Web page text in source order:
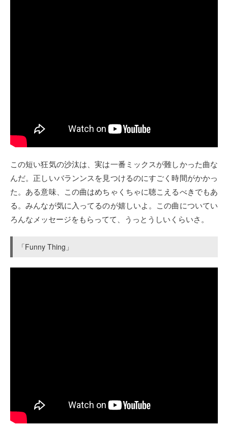
この短い狂気の沙汰は、実は一番ミックスが難しかった曲な
んだ。正しいバランンスを見つけるのにすごく時間がかかっ
た。ある意味、この曲はめちゃくちゃに聴こえるべきでもあ
る。みんなが気に入ってるのが嬉しいよ。この曲についてい
ろんなメッセージをもらってて、うっとうしいくらいさ。
「Funny Thing」